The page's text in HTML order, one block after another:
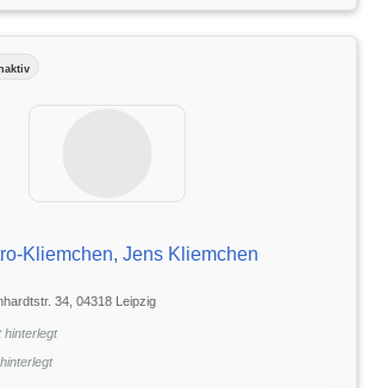
Kliemchen, Jens Kliemchen
34, 04318 Leipzig
hinterlegt